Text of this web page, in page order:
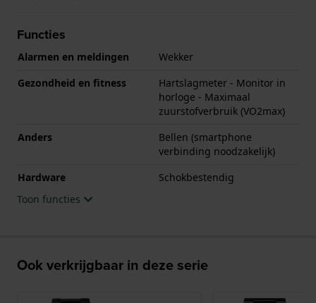
Functies
Alarmen en meldingen
Wekker
Gezondheid en fitness
Hartslagmeter - Monitor in
horloge - Maximaal
zuurstofverbruik (VO2max)
Anders
Bellen (smartphone
verbinding noodzakelijk)
Hardware
Schokbestendig
Toon functies
Ook verkrijgbaar in deze serie